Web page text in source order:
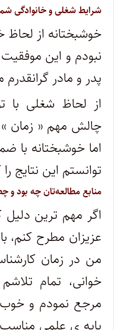
شرایط شغلی و خانوادگی
خوشبختانه از لحاظ
نبودم و این
پدر و مادر گرانقدرم
از لحاظ شغلی با
چالش مهم « زمان »
اما خوشبختانه با
توانستم این نتایج
منابع مطالعه‌تان چه بود و
اگر مهم ترین دلیل
عزیزان مطرح کنم،
من در زمان
خوانی، تمام
مرجع نمودم و
پایه ی علمی مناسب